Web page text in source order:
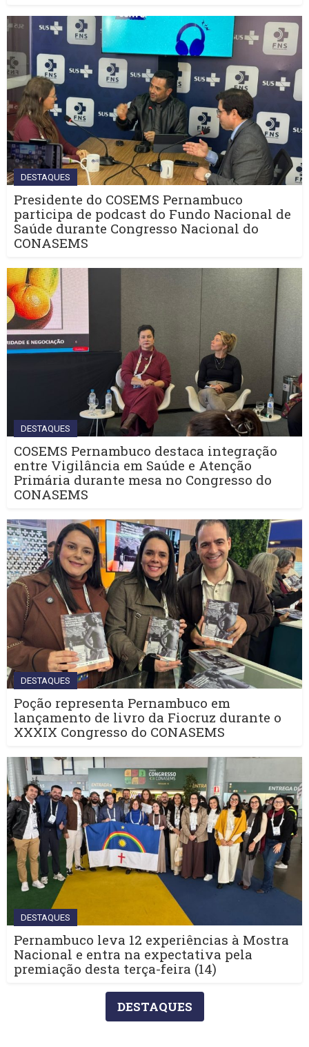
DESTAQUES
Presidente do COSEMS Pernambuco
participa de podcast do Fundo Nacional de
Saúde durante Congresso Nacional do
CONASEMS
DESTAQUES
COSEMS Pernambuco destaca integração
entre Vigilância em Saúde e Atenção
Primária durante mesa no Congresso do
CONASEMS
DESTAQUES
Poção representa Pernambuco em
lançamento de livro da Fiocruz durante o
XXXIX Congresso do CONASEMS
DESTAQUES
Pernambuco leva 12 experiências à Mostra
Nacional e entra na expectativa pela
premiação desta terça-feira (14)
DESTAQUES